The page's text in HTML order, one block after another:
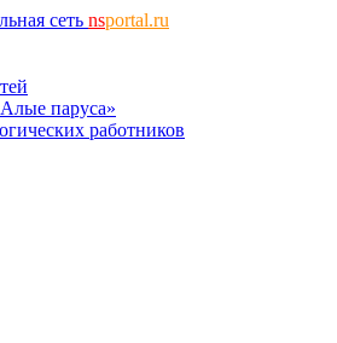
сеть nsportal.ru
паруса»
работников